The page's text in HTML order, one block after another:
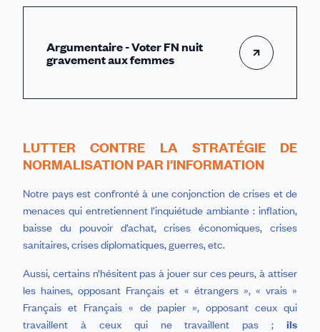
Argumentaire - Voter FN nuit
gravement aux femmes
LUTTER CONTRE LA STRATÉGIE DE
NORMALISATION PAR l’INFORMATION
Notre pays est confronté à une conjonction de crises et de
menaces qui entretiennent l’inquiétude ambiante : inflation,
baisse du pouvoir d’achat, crises économiques, crises
sanitaires, crises diplomatiques, guerres, etc.
Aussi, certains n’hésitent pas à jouer sur ces peurs, à attiser
les haines, opposant Français et « étrangers », « vrais »
Français et Français « de papier », opposant ceux qui
travaillent à ceux qui ne travaillent pas ; ils